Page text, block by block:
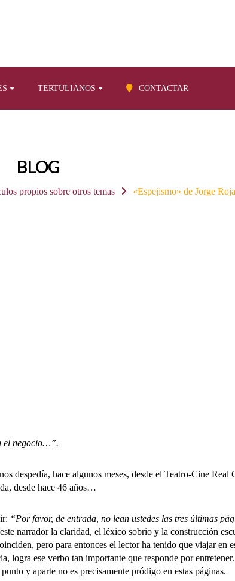
TERTULIANOS CONTACTAR
BLOG
propios sobre otros temas «Espejismo» de Jorge
el negocio…”.
hace algunos meses, desde el Teatro-Cine Real
desde hace 46 años…
“Por favor, de entrada, no lean ustedes las tres últimas
narrador la claridad, el léxico sobrio y la construcción
pero para entonces el lector ha tenido que viajar en
logra ese verbo tan importante que responde por
y aparte no es precisamente pródigo en estas páginas.